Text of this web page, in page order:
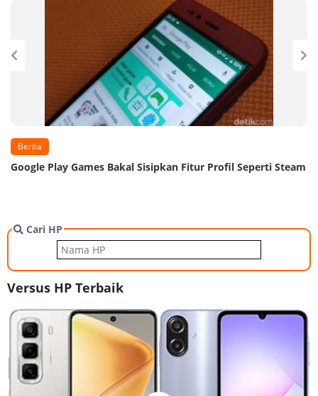
Berita
Google Play Games Bakal Sisipkan Fitur Profil Seperti Steam
Cari HP
Versus HP Terbaik